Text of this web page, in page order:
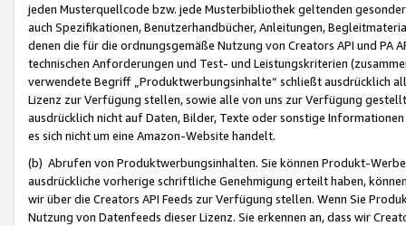
jeden Musterquellcode bzw. jede Musterbibliothek geltenden
auch Spezifikationen, Benutzerhandbücher, Anleitungen,
denen die für die ordnungsgemäße Nutzung von Creators API und PA
technischen Anforderungen und Test- und Leistungskriterien
verwendete Begriff „Produktwerbungsinhalte“ schließt ausdrücklich
Lizenz zur Verfügung stellen, sowie alle von uns zur Verfügung
ausdrücklich nicht auf Daten, Bilder, Texte oder sonstige
es sich nicht um eine Amazon-Website handelt.
(b) Abrufen von Produktwerbungsinhalten. Sie können Produkt-
ausdrückliche vorherige schriftliche Genehmigung erteilt haben,
wir über die Creators API Feeds zur Verfügung stellen. Wenn Sie
Nutzung von Datenfeeds dieser Lizenz. Sie erkennen an, dass wir